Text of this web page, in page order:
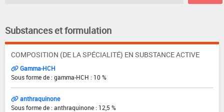
Substances et formulation
COMPOSITION (DE LA SPÉCIALITÉ) EN SUBSTANCE ACTIVE
Gamma-HCH
Sous forme de : gamma-HCH : 10 %
anthraquinone
Sous forme de : anthraquinone : 12,5 %